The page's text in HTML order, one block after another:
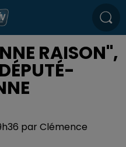
RAISON",
par Clémence